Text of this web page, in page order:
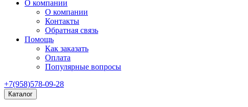
О компании
О компании
Контакты
Обратная связь
Помощь
Как заказать
Оплата
Популярные вопросы
+7(958)578-09-28
Каталог